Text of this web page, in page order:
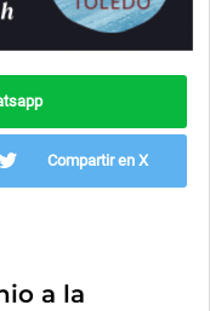
Compartir en X
a la